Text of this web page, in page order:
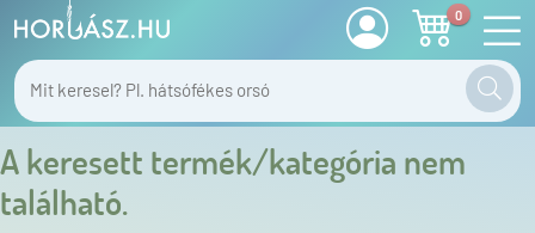
0
A keresett termék/kategória nem
található.